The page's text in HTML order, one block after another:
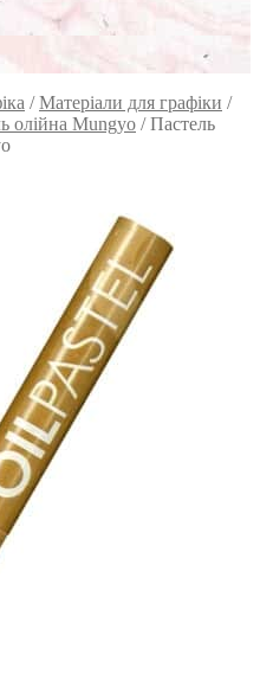
/Матеріали для графіки /
олійна Mungyo /Пастель